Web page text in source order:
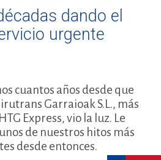
dando el
urgente
cuantos años desde que
Garraioak S.L., más
Express, vio la luz. Le
de nuestros hitos más
desde entonces.